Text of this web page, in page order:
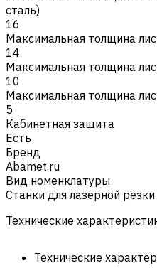
сталь)
16
Максимальная толщина
14
Максимальная толщина
10
Максимальная толщина
5
Кабинетная защита
Есть
Бренд
Abamet.ru
Вид номенклатуры
Станки для лазерной
Технические
Технические